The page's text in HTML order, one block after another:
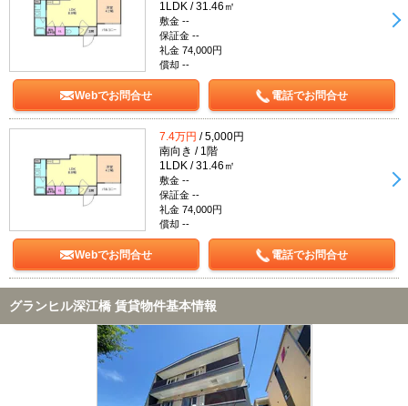
1LDK / 31.46㎡
敷金 --
保証金 --
礼金 74,000円
償却 --
Webでお問合せ 電話でお問合せ
7.4万円 / 5,000円
南向き / 1階
1LDK / 31.46㎡
敷金 --
保証金 --
礼金 74,000円
償却 --
Webでお問合せ 電話でお問合せ
グランヒル深江橋 賃貸物件基本情報